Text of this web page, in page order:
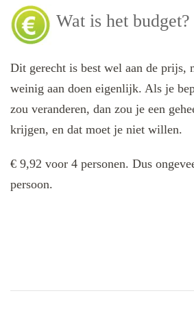
Wat is het budget?
Dit gerecht is best wel aan de prijs,
weinig aan doen eigenlijk. Als je
zou veranderen, dan zou je een
krijgen, en dat moet je niet willen.
€ 9,92 voor 4 personen. Dus
persoon.